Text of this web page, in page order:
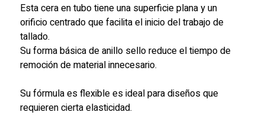
Esta cera en tubo tiene una superficie plana y un
orificio centrado que facilita el inicio del trabajo de
tallado.
Su forma básica de anillo sello reduce el tiempo de
remoción de material innecesario.
Su fórmula es flexible es ideal para diseños que
requieren cierta elasticidad.